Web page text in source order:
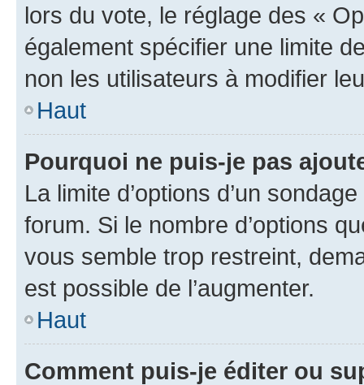
lors du vote, le réglage des «
également spécifier une limite
non les utilisateurs à modifier
Haut
Pourquoi ne puis-je pas
La limite d’options d’un
forum. Si le nombre d’options
vous semble trop restreint,
est possible de l’augmenter.
Haut
Comment puis-je éditer ou